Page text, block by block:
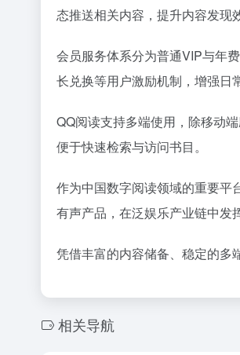
态推送相关内容，提升内容发现
会员服务体系分为普通VIP与年
长兑换等用户激励机制，增强日
QQ阅读支持多端使用，除移动
便于快速检索与访问书目。
作为中国数字阅读领域的重要平
有声产品，在泛娱乐产业链中发
凭借丰富的内容储备、稳定的多
相关导航